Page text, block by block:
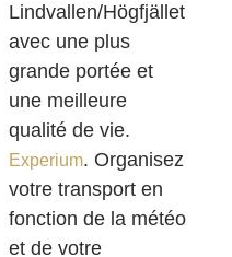
Lindvallen/Högfjället
avec une plus
grande portée et
une meilleure
qualité de vie.
Experium. Organisez
votre transport en
fonction de la météo
et de votre